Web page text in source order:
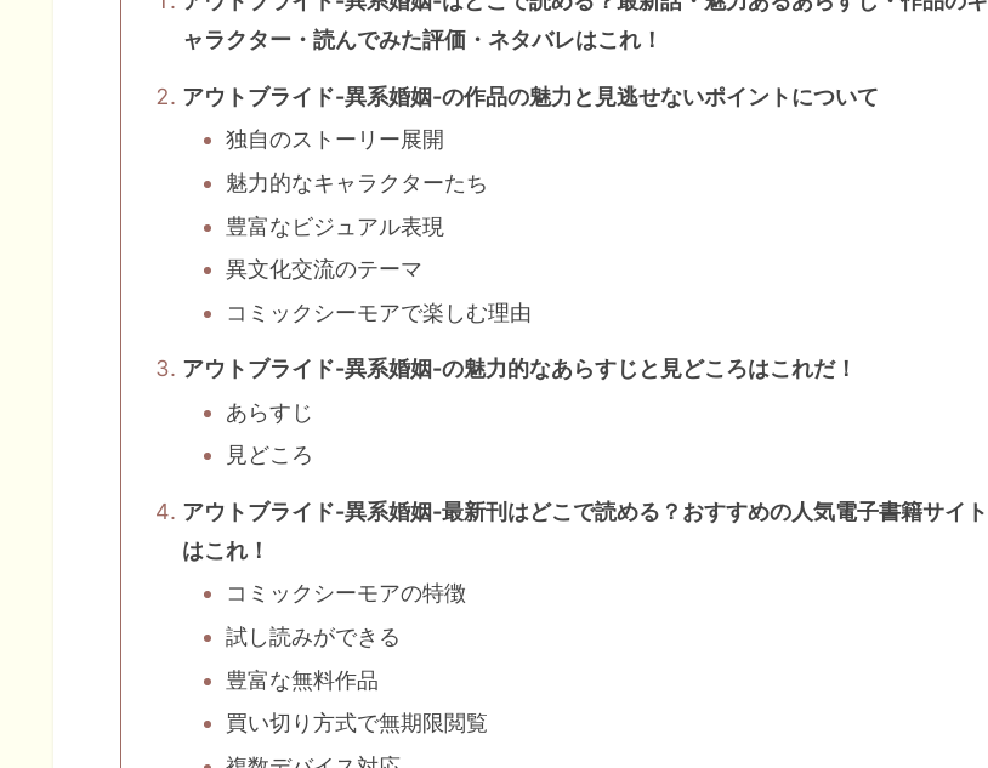
ャラクター・読んでみた評価・ネタバレはこれ！
アウトブライド-異系婚姻-の作品の魅力と見逃せないポイントについて
独自のストーリー展開
魅力的なキャラクターたち
豊富なビジュアル表現
異文化交流のテーマ
コミックシーモアで楽しむ理由
アウトブライド-異系婚姻-の魅力的なあらすじと見どころはこれだ！
あらすじ
見どころ
アウトブライド-異系婚姻-最新刊はどこで読める？おすすめの人気電子書籍サイト
はこれ！
コミックシーモアの特徴
試し読みができる
豊富な無料作品
買い切り方式で無期限閲覧